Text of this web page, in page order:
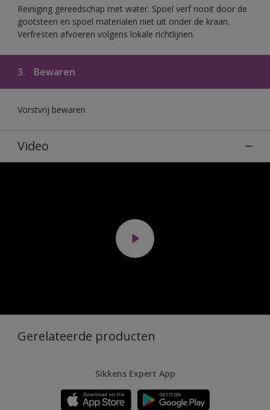
Reiniging gereedschap met water. Spoel verf nooit door de
gootsteen en spoel materialen niet uit onder de kraan.
Verfresten afvoeren volgens lokale richtlijnen.
3. Bewaren
Vorstvrij bewaren
Video
Gerelateerde producten
Sikkens Expert App